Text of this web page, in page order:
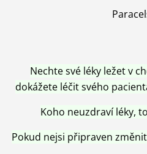
Nechte své léky ležet v
dokážete léčit svého
Koho neuzdraví léky,
Pokud nejsi připraven